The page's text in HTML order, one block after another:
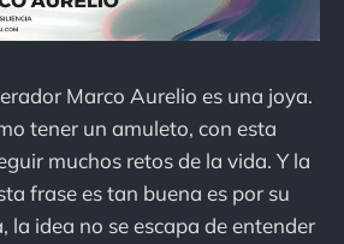
Marco Aurelio es una joya.
tener un amuleto, con esta
muchos retos de la vida. Y la
frase es tan buena es por su
la idea no se escapa de entender